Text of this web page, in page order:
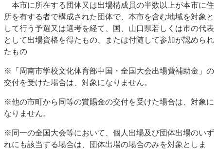
本市に所在する団体又は出場構成員の半数以上が本市に住
所を有する者で構成された団体で、本市を含む地域を対象と
して行う予選又は選考を経て、国、山口県若しくは市の代表
として出場資格を得たもの、または付随して参加が認められ
たもの
※「周南市学校文化体育部中国・全国大会出場費補助金」の
交付を受けた場合は、対象になりません。
※他の市町から同等の賞賜金の交付を受けた場合は、対象に
なりません。
※同一の全国大会等において、個人出場及び団体出場のいず
れにも該当する場合は、団体出場の場合のみを対象としま